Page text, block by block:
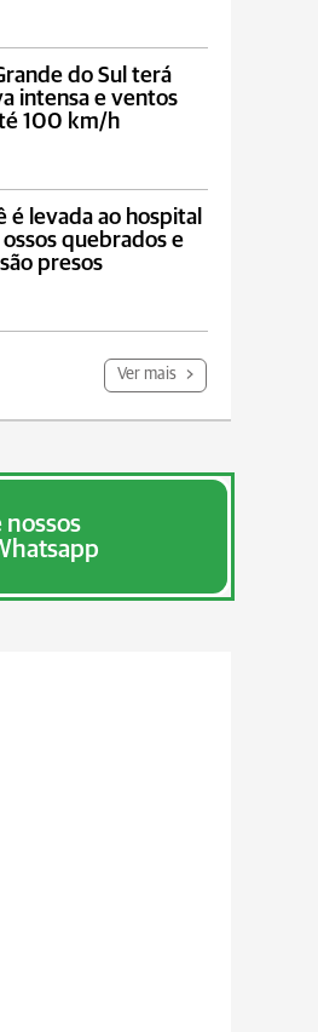
do Sul terá
intensa e ventos
100 km/h
é levada ao hospital
quebrados e
presos
Ver mais
nossos